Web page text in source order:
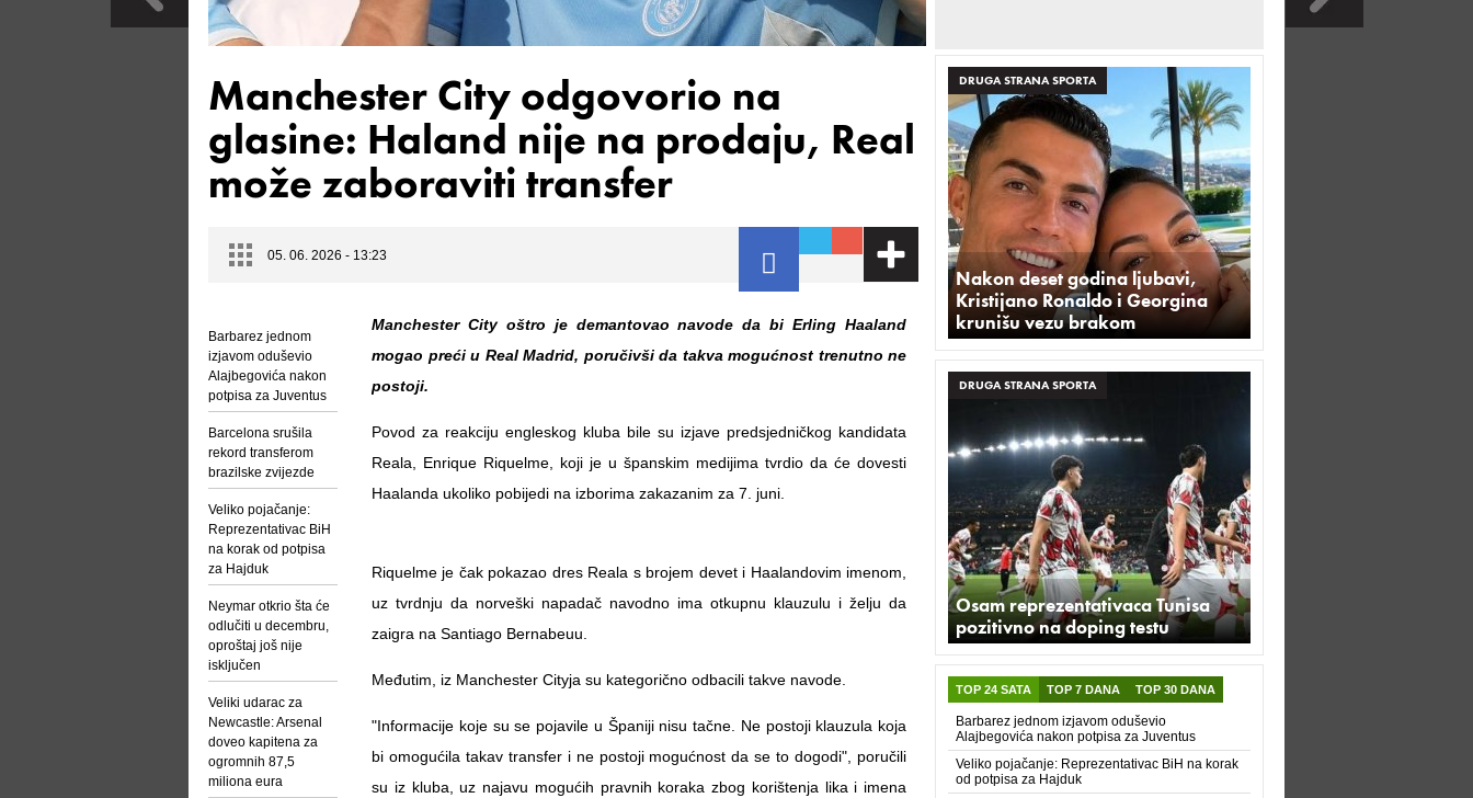
Manchester City odgovorio na
glasine: Haland nije na prodaju, Real
može zaboraviti transfer
05. 06. 2026 - 13:23
Barbarez jednom
izjavom oduševio
Alajbegovića nakon
potpisa za Juventus
Barcelona srušila
rekord transferom
brazilske zvijezde
Veliko pojačanje:
Reprezentativac BiH
na korak od potpisa
za Hajduk
Neymar otkrio šta će
odlučiti u decembru,
oproštaj još nije
isključen
Veliki udarac za
Newcastle: Arsenal
doveo kapitena za
ogromnih 87,5
miliona eura
Manchester City oštro je demantovao navode da bi Erling Haaland
mogao preći u Real Madrid, poručivši da takva mogućnost trenutno ne
postoji.
Povod za reakciju engleskog kluba bile su izjave predsjedničkog kandidata
Reala, Enrique Riquelme, koji je u španskim medijima tvrdio da će dovesti
Haalanda ukoliko pobijedi na izborima zakazanim za 7. juni.
Riquelme je čak pokazao dres Reala s brojem devet i Haalandovim imenom,
uz tvrdnju da norveški napadač navodno ima otkupnu klauzulu i želju da
zaigra na Santiago Bernabeuu.
Međutim, iz Manchester Cityja su kategorično odbacili takve navode.
"Informacije koje su se pojavile u Španiji nisu tačne. Ne postoji klauzula koja
bi omogućila takav transfer i ne postoji mogućnost da se to dogodi", poručili
su iz kluba, uz najavu mogućih pravnih koraka zbog korištenja lika i imena
DRUGA STRANA SPORTA
Nakon deset godina ljubavi,
Kristijano Ronaldo i Georgina
krunišu vezu brakom
DRUGA STRANA SPORTA
Osam reprezentativaca Tunisa
pozitivno na doping testu
TOP 24 SATA TOP 7 DANA TOP 30 DANA
Barbarez jednom izjavom oduševio
Alajbegovića nakon potpisa za Juventus
Veliko pojačanje: Reprezentativac BiH na korak
od potpisa za Hajduk